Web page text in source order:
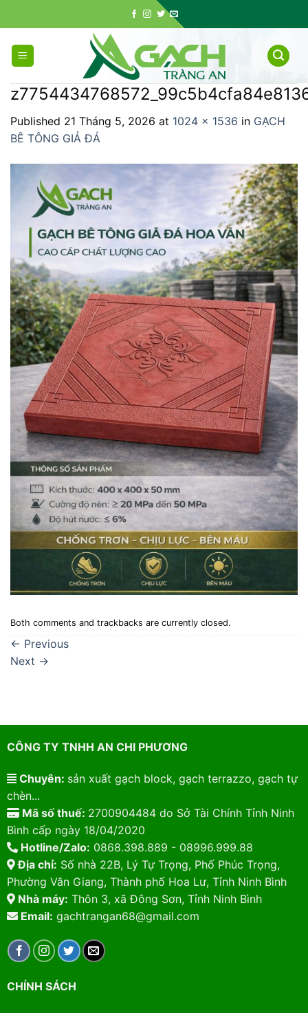
to
content
Published 21 Tháng 5, 2026 at 1024 × 1536 in GẠCH
BÊ TÔNG GIẢ ĐÁ
Both comments and trackbacks are currently closed.
← Previous
Next →
CÔNG TY TNHH AN CHI PHƯƠNG
Chuyên: sản xuất gạch block, gạch terrazzo, gạch tự
chèn...
Mã số thuế: 2700904484 do Sở Tài Chính Tỉnh Ninh
Bình cấp ngày 18/04/2020
Hotline/Zalo: 0868.398.889 - 08996.999.88
Địa chỉ: Số nhà 22B, Lý Tự Trọng, Phố Phúc Trọng,
Phường Vân Giang, Thành phố Hoa Lư, Tỉnh Ninh Bình
Nhà máy: Thôn 3, xã Đông Sơn, Tỉnh Ninh Bình
Email: gachtrangan68@gmail.com
CHÍNH SÁCH